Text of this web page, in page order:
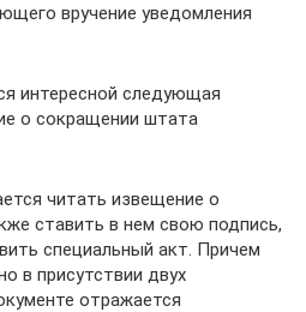
вручение уведомления
интересной следующая
о сокращении штата
читать извещение о
ставить в нем свою подпись,
специальный акт. Причем
в присутствии двух
отражается